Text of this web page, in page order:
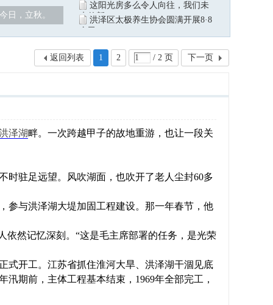
日，立秋。
这阳光房多么令人向往，我们未
来的新
洪泽区太极养生协会圆满开展8·8
1 2 / 2 页 下一页
返回列表
泽湖畔。一次跨越甲子的故地重游，也让一段关
驻足远望。风吹湖面，也吹开了老人尘封60多
与洪泽湖大堤加固工程建设。那一年春节，他
然记忆深刻。“这是毛主席部署的任务，是光荣
开工。江苏省抓住淮河大旱、洪泽湖干涸见底
期前，主体工程基本结束，1969年全部完工，